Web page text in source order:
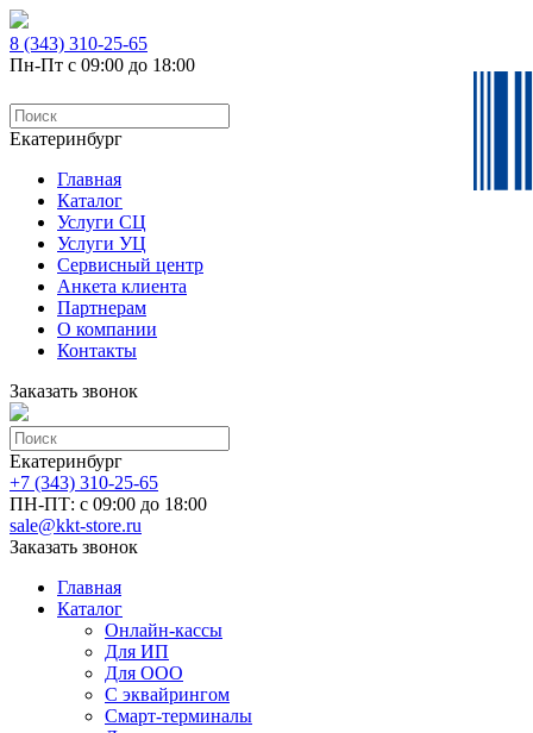
8 (343) 310-25-65
Пн-Пт с 09:00 до 18:00
Екатеринбург
Главная
Каталог
Услуги СЦ
Услуги УЦ
Сервисный центр
Анкета клиента
Партнерам
О компании
Контакты
Заказать звонок
Екатеринбург
+7 (343) 310-25-65
ПН-ПТ: с 09:00 до 18:00
sale@kkt-store.ru
Заказать звонок
Главная
Каталог
Онлайн-кассы
Для ИП
Для ООО
С эквайрингом
Смарт-терминалы